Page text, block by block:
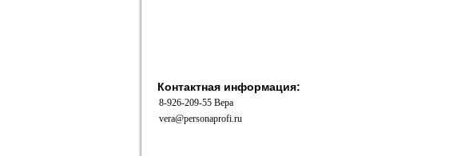
Контактная информация:
8-926-209-55 Вера
vera@personaprofi.ru